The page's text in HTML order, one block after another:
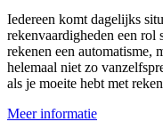
Iedereen komt dagelijks
rekenvaardigheden een rol
rekenen een automatisme,
helemaal niet zo
als je moeite hebt met
Meer informatie